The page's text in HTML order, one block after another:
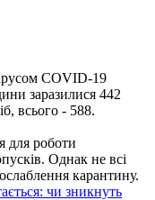
COVID-19
заразилися 442
всього - 588.
для роботи
Однак не всі
карантину.
чи зникнуть